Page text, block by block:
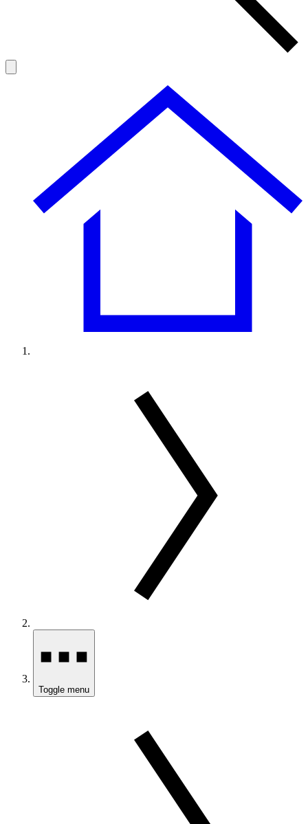
Toggle menu